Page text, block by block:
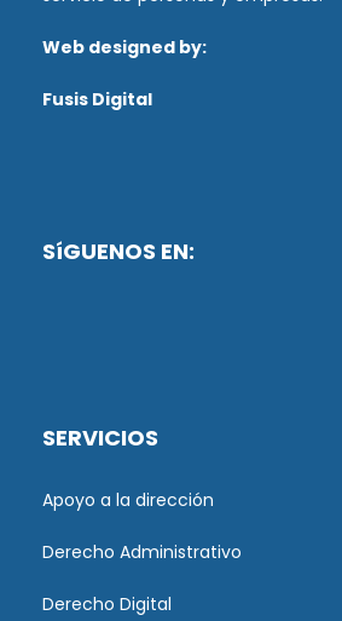
Web designed by:
Fusis Digital
SíGUENOS EN:
SERVICIOS
Apoyo a la dirección
Derecho Administrativo
Derecho Digital